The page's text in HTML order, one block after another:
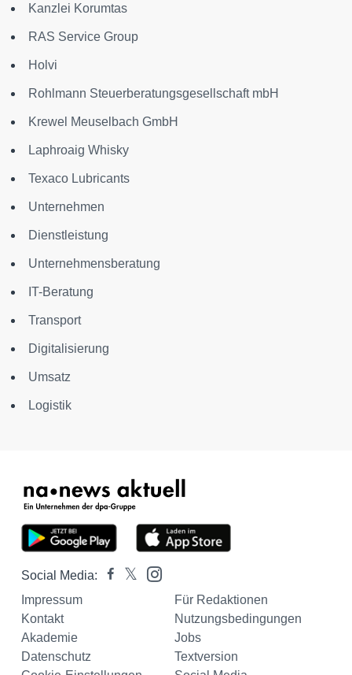
Kanzlei Korumtas
RAS Service Group
Holvi
Rohlmann Steuerberatungsgesellschaft mbH
Krewel Meuselbach GmbH
Laphroaig Whisky
Texaco Lubricants
Unternehmen
Dienstleistung
Unternehmensberatung
IT-Beratung
Transport
Digitalisierung
Umsatz
Logistik
Social Media:
Impressum
Für Redaktionen
Kontakt
Nutzungsbedingungen
Akademie
Jobs
Datenschutz
Textversion